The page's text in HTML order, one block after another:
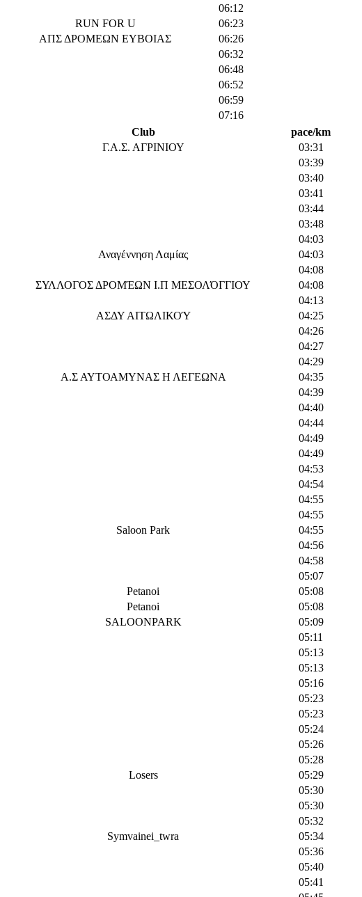
06:12
RUN FOR U
06:23
ΑΠΣ ΔΡΟΜΕΩΝ ΕΥΒΟΙΑΣ
06:26
06:32
06:48
06:52
06:59
07:16
Club
pace/km
Γ.Α.Σ. ΑΓΡΙΝΙΟΥ
03:31
03:39
03:40
03:41
03:44
03:48
04:03
Αναγέννηση Λαμίας
04:03
04:08
ΣΥΛΛΟΓΟΣ ΔΡΟΜΈΩΝ Ι.Π ΜΕΣΟΛΌΓΓΙΟΥ
04:08
04:13
ΑΣΔΥ ΑΙΤΩΛΙΚΟΎ
04:25
04:26
04:27
04:29
Α.Σ ΑΥΤΟΑΜΥΝΑΣ Η ΛΕΓΕΩΝΑ
04:35
04:39
04:40
04:44
04:49
04:49
04:53
04:54
04:55
04:55
Saloon Park
04:55
04:56
04:58
05:07
Petanoi
05:08
Petanoi
05:08
SALOONPARK
05:09
05:11
05:13
05:13
05:16
05:23
05:23
05:24
05:26
05:28
Losers
05:29
05:30
05:30
05:32
Symvainei_twra
05:34
05:36
05:40
05:41